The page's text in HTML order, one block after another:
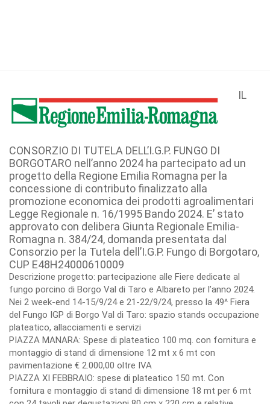
IL
CONSORZIO DI TUTELA DELL’I.G.P. FUNGO DI
BORGOTARO nell’anno 2024 ha partecipato ad un
progetto della Regione Emilia Romagna per la
concessione di contributo finalizzato alla
promozione economica dei prodotti agroalimentari
Legge Regionale n. 16/1995 Bando 2024. E’ stato
approvato con delibera Giunta Regionale Emilia-
Romagna n. 384/24, domanda presentata dal
Consorzio per la Tutela dell’I.G.P. Fungo di Borgotaro,
CUP E48H24000610009
Descrizione progetto: partecipazione alle Fiere dedicate al
fungo porcino di Borgo Val di Taro e Albareto per l’anno 2024.
Nei 2 week-end 14-15/9/24 e 21-22/9/24, presso la 49^ Fiera
del Fungo IGP di Borgo Val di Taro: spazio stands occupazione
plateatico, allacciamenti e servizi
PIAZZA MANARA: Spese di plateatico 100 mq. con fornitura e
montaggio di stand di dimensione 12 mt x 6 mt con
pavimentazione € 2.000,00 oltre IVA
PIAZZA XI FEBBRAIO: spese di plateatico 150 mt. Con
fornitura e montaggio di stand di dimensione 18 mt per 6 mt